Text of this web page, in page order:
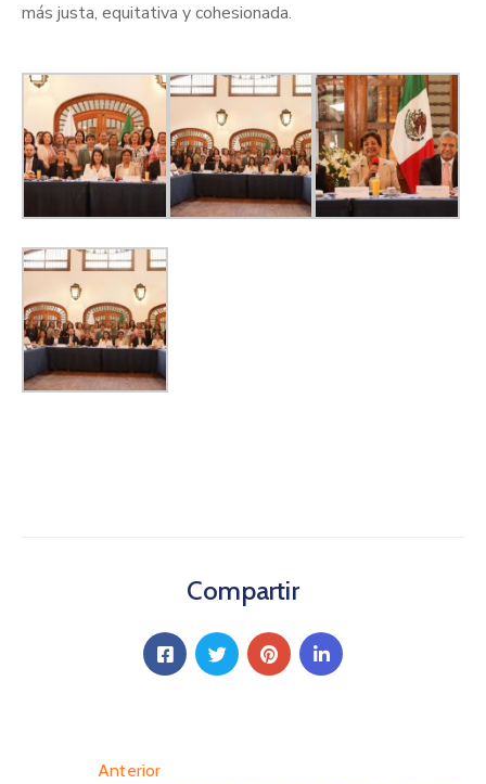
más justa, equitativa y cohesionada.
Compartir
Anterior